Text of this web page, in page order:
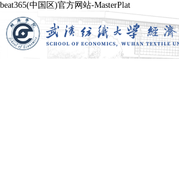
beat365(中国区)官方网站-MasterPlat